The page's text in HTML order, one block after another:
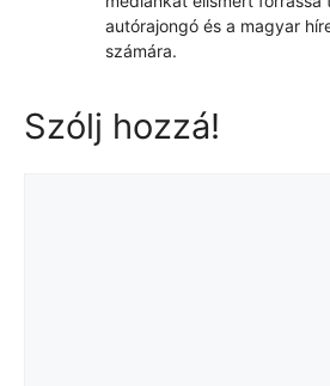
autórajongó és a magyar
számára.
Szólj hozzá!